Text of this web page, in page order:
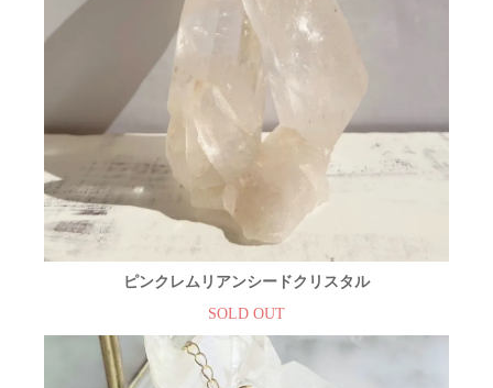
ピンクレムリアンシードクリスタル
SOLD OUT